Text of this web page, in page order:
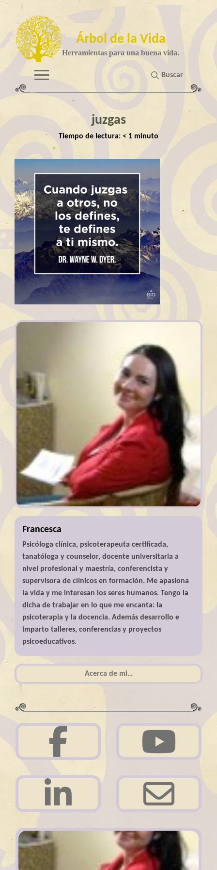
Árbol de la Vida
Herramientas para una buena vida.
Buscar
juzgas
Tiempo de lectura: < 1 minuto
Francesca
Psicóloga clínica, psicoterapeuta certificada,
tanatóloga y counselor, docente universitaria a
nivel profesional y maestría, conferencista y
supervisora de clínicos en formación. Me apasiona
la vida y me interesan los seres humanos. Tengo la
dicha de trabajar en lo que me encanta: la
psicoterapia y la docencia. Además desarrollo e
imparto talleres, conferencias y proyectos
psicoeducativos.
Acerca de mi…
Acerca de mi